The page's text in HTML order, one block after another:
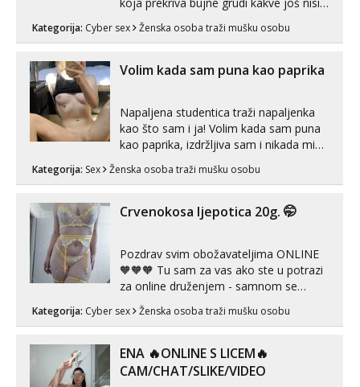
vidio, čista ŠESTICA! A usne? O usnama
bolje da ni ne pričam. Prave pune usne
vjeruj mi, takve još nisi vidio. Uvijek sam
spremna za ONLOINE zabavu...
Kategorija: Cyber sex Ženska osoba traži mušku osobu
Volim kada sam puna kao paprika
Napaljena studentica traži napaljenka
kao što sam i ja! Volim kada sam puna
kao paprika, izdržljiva sam i nikada mi
puta dnevno bilo kad i bilo gdje zato se
link ispod i nadji me tamo, cekam te!
Kategorija: Sex Ženska osoba traži mušku osobu
Crvenokosa ljepotica 20g. 🤭
Pozdrav svim obožavateljima ONLINE
🧡🧡🧡 Tu sam za vas ako ste u potrazi
za online druženjem - samnom se
možete zabaviti preko videopoziva, ili
ako vam nisam dovoljna radim i u paru i
😉 Radim i vruća tipkanja uz slike i hot
line pozive. Za vas sam pripremila ...
Kategorija: Cyber sex Ženska osoba traži mušku osobu
ENA 🔥ONLINE S LICEM🔥
CAM/CHAT/SLIKE/VIDEO